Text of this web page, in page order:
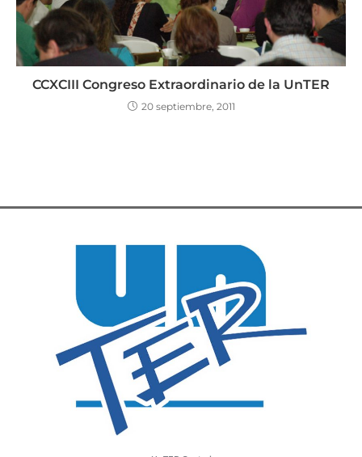
CCXCIII Congreso Extraordinario de la UnTER
20 septiembre, 2011